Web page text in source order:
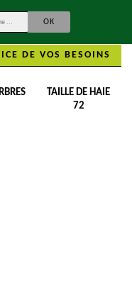
DE VOS BESOINS
TAILLE DE HAIE
72